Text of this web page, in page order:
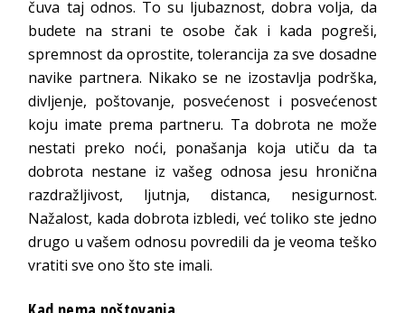
čuva taj odnos. To su ljubaznost, dobra volja, da
budete na strani te osobe čak i kada pogreši,
spremnost da oprostite, tolerancija za sve dosadne
navike partnera. Nikako se ne izostavlja podrška,
divljenje, poštovanje, posvećenost i posvećenost
koju imate prema partneru. Ta dobrota ne može
nestati preko noći, ponašanja koja utiču da ta
dobrota nestane iz vašeg odnosa jesu hronična
razdražljivost, ljutnja, distanca, nesigurnost.
Nažalost, kada dobrota izbledi, već toliko ste jedno
drugo u vašem odnosu povredili da je veoma teško
vratiti sve ono što ste imali.